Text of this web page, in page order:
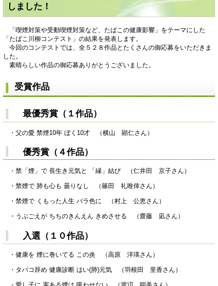
しました！
「喫煙対策や受動喫煙対策など、たばこの健康影響」をテーマにした
「たばこ川柳コンテスト」の結果を発表します。
今回のコンテストでは、全５２８作品とたくさんの御応募をいただきま
した。
素晴らしい作品の御応募ありがとうございました。
受賞作品
最優秀賞（１作品）
・父の愛 禁煙10年 ぼく10才 （横山 顕仁さん）
優秀賞（４作品）
・禁「煙」で 長生き元気と 「縁」結び （仁井田 京子さん）
・禁煙で 肺も心も 曇りなし （篠田 礼唯倖さん）
・禁煙で くもった人生 バラ色に （村上 公恵さん）
・うぶごえが ちちのきんえん きめさせる （齋藤 凪さん）
入選（１０作品）
・健康を 煙に巻いてる この炎 （高原 洋瑛さん）
・タバコ辞め 健康診断 はい(肺)元気 （羽根田 里香さん）